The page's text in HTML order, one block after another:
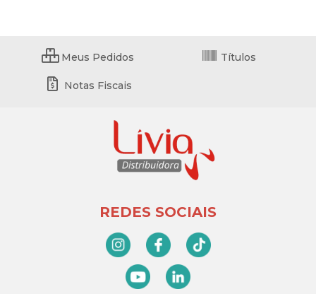
Meus Pedidos Títulos
Notas Fiscais
REDES SOCIAIS